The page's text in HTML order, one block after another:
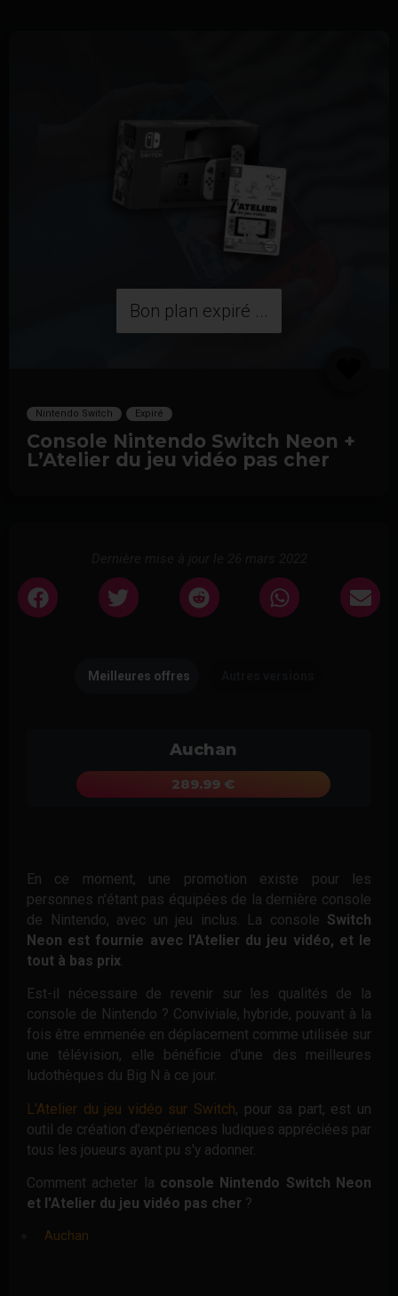
Bon plan expiré ...
Nintendo Switch Expiré
Console Nintendo Switch Neon +
L’Atelier du jeu vidéo pas cher
Meilleures offres
Auchan
289.99 €
En ce moment, une promotion existe pour les
personnes n'étant pas équipées de la dernière console
de Nintendo, avec un jeu inclus. La console Switch
Neon est fournie avec l'Atelier du jeu vidéo, et le
tout à bas prix.
Est-il nécessaire de revenir sur les qualités de la
console de Nintendo ? Conviviale, hybride, pouvant à la
fois être emmenée en déplacement comme utilisée sur
une télévision, elle bénéficie d'une des meilleures
ludothèques du Big N à ce jour.
L'Atelier du jeu vidéo sur Switch, pour sa part, est un
outil de création d'expériences ludiques appréciées par
tous les joueurs ayant pu s'y adonner.
Comment acheter la console Nintendo Switch Neon
et l'Atelier du jeu vidéo pas cher ?
Auchan